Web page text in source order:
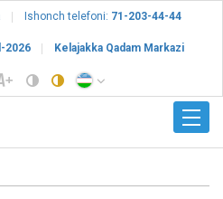
Ishonch telefoni: 71-203-44-44
2026 Kelajakka Qadam Markazi